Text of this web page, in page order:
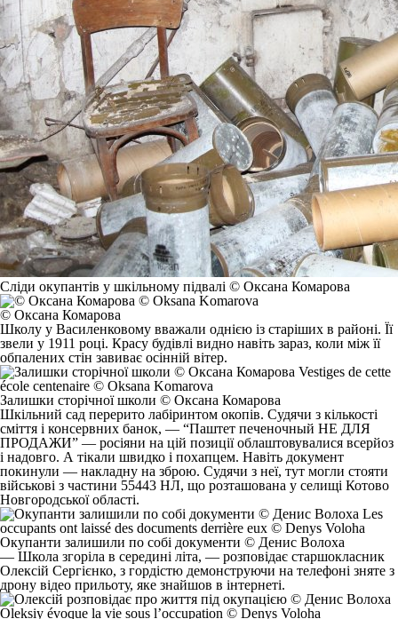
Сліди окупантів у шкільному підвалі © Оксана Комарова
© Оксана Комарова
Школу у Василенковому вважали однією із старіших в районі. Її
звели у 1911 році. Красу будівлі видно навіть зараз, коли між її
обпалених стін завиває осінній вітер.
Залишки сторічної школи © Оксана Комарова
Шкільний сад перерито лабіринтом окопів. Судячи з кількості
сміття і консервних банок, — “Паштет печеночный НЕ ДЛЯ
ПРОДАЖИ” — росіяни на цій позиції облаштовувалися всерйоз
і надовго. А тікали швидко і похапцем. Навіть документ
покинули — накладну на зброю. Судячи з неї, тут могли стояти
військові з частини 55443 НЛ, що розташована у селищі Котово
Новгородської області.
Окупанти залишили по собі документи © Денис Волоха
— Школа згоріла в середині літа, — розповідає старшокласник
Олексій Сергієнко, з гордістю демонструючи на телефоні зняте з
дрону відео прильоту, яке знайшов в інтернеті.